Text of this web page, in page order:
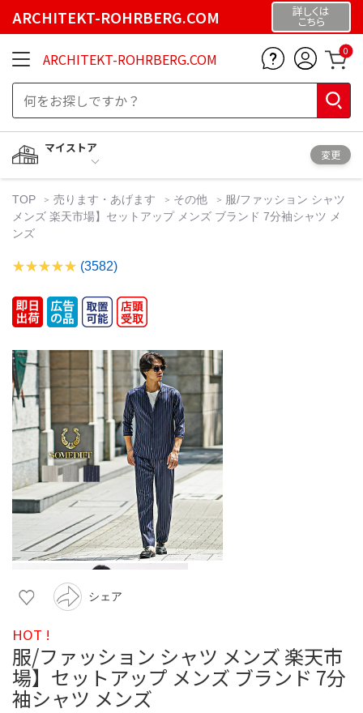
ARCHITEKT-ROHRBERG.COM 詳しくは
こちら
ARCHITEKT-ROHRBERG.COM 0
マイストア
変更
TOP 売ります・あげます その他
服/ファッション シャツ
メンズ 楽天市場】セットアップ メンズ ブランド 7分袖シャツ メ
ンズ
(3582)
シェア
HOT !
服/ファッション シャツ メンズ 楽天市
場】セットアップ メンズ ブランド 7分
袖シャツ メンズ